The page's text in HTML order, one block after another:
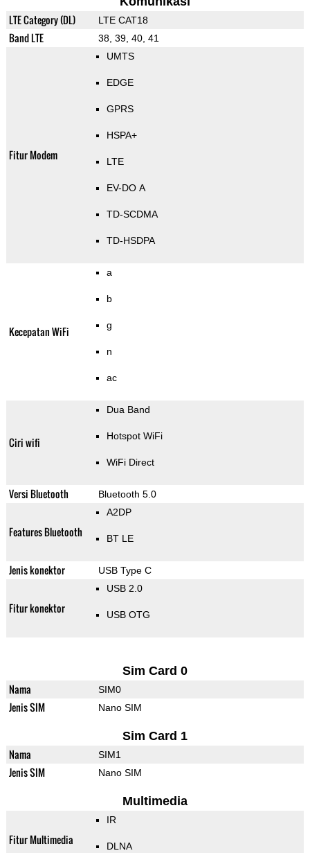
LTE Category (DL) LTE CAT18
Band LTE 38, 39, 40, 41
Fitur Modem
UMTS
EDGE
GPRS
HSPA+
LTE
EV-DO A
TD-SCDMA
TD-HSDPA
Kecepatan WiFi
a
b
g
n
ac
Ciri wifi
Dua Band
Hotspot WiFi
WiFi Direct
Versi Bluetooth Bluetooth 5.0
Features Bluetooth
A2DP
BT LE
Jenis konektor USB Type C
Fitur konektor
USB 2.0
USB OTG
Sim Card 0
Nama SIM0
Jenis SIM Nano SIM
Sim Card 1
Nama SIM1
Jenis SIM Nano SIM
Multimedia
Fitur Multimedia
IR
DLNA